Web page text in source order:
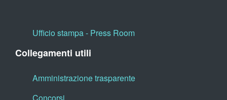
Ufficio stampa - Press Room
Collegamenti utili
Amministrazione trasparente